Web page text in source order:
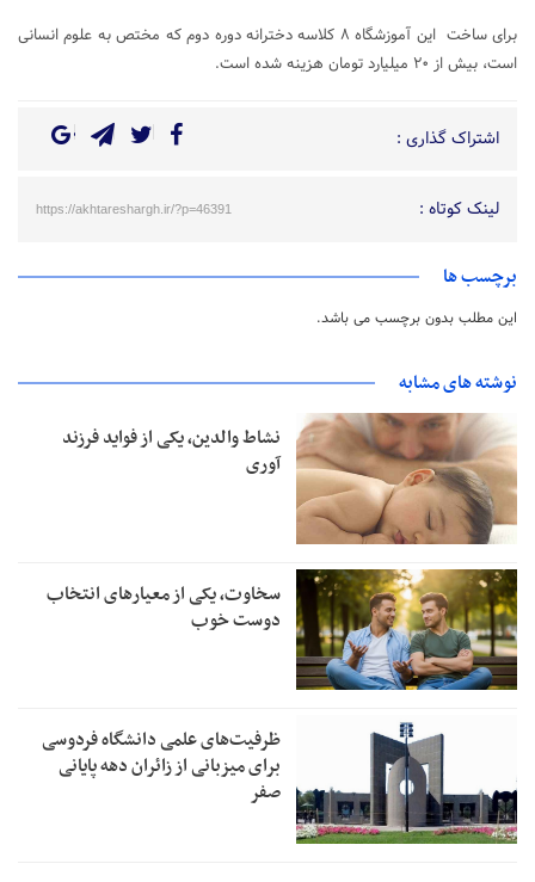
برای ساخت این آموزشگاه ۸ کلاسه دخترانه دوره دوم که مختص به علوم انسانی
است، بیش از ۲۰ میلیارد تومان هزینه شده است.
اشتراک گذاری :
لینک کوتاه : https://akhtareshargh.ir/?p=46391
برچسب ها
این مطلب بدون برچسب می باشد.
نوشته های مشابه
نشاط والدین، یکی از فواید فرزند
آوری
سخاوت، یکی از معیارهای انتخاب
دوست خوب
ظرفیت‌های علمی دانشگاه فردوسی
برای میزبانی از زائران دهه پایانی
صفر